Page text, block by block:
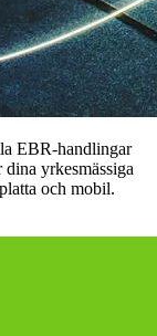
EBR-handlingar
yrkesmässiga
och mobil.